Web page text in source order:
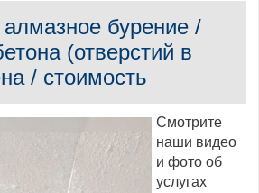
бурение /
(отверстий в
/ стоимость
Смотрите
наши видео
и фото об
услугах